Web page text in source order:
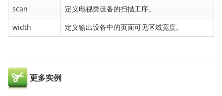
list-style-position
list-style-type
margin
margin-left
margin-right
scan
定义电视类设备的扫描工序。
width
定义输出设备中的页面可见区域宽度。
更多实例